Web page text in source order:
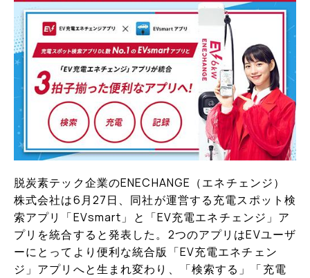
脱炭素テック企業のENECHANGE（エネチェンジ）
株式会社は6月27日、同社が運営する充電スポット検
索アプリ「EVsmart」と「EV充電エネチェンジ」ア
プリを統合すると発表した。2つのアプリはEVユーザ
ーにとってより便利な統合版「EV充電エネチェン
ジ」アプリへと生まれ変わり、「検索する」「充電